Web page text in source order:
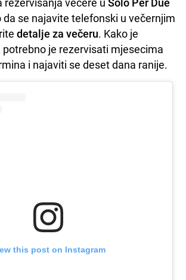
se najavite telefonski u večernjim
detalje za večeru. Kako je
je rezervisati mjesecima
i najaviti se deset dana ranije.
this post on Instagram